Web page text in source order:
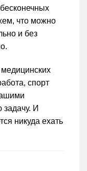
что можно
и без
спорт
И
никуда ехать